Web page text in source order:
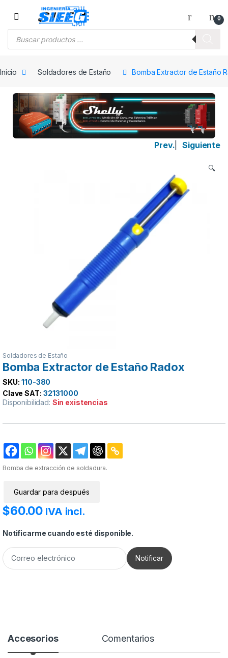
Saltar a la navegación
Saltar al contenido
0
Inicio Soldadores de Estaño Bomba Extractor de Estaño
Prev. Siguiente
🔍
Soldadores de Estaño
Bomba Extractor de Estaño Radox
SKU: 110-380
Clave SAT: 32131000
Disponibilidad: Sin existencias
Bomba de extracción de soldadura.
Guardar para después
$60.00 IVA incl.
Notificarme cuando esté disponible.
Accesorios Comentarios